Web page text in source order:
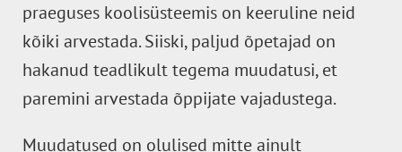
praeguses koolisüsteemis on keeruline neid
kõiki arvestada. Siiski, paljud õpetajad on
hakanud teadlikult tegema muudatusi, et
paremini arvestada õppijate vajadustega.
Muudatused on olulised mitte ainult